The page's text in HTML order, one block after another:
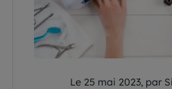
Le 25 mai 2023, par